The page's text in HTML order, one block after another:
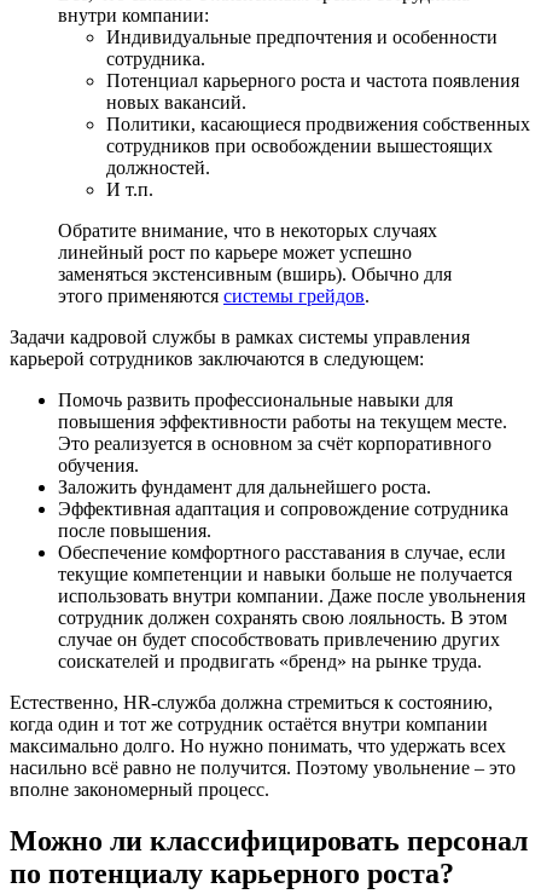
внутри компании:
Индивидуальные предпочтения и особенности
сотрудника.
Потенциал карьерного роста и частота появления
новых вакансий.
Политики, касающиеся продвижения собственных
сотрудников при освобождении вышестоящих
должностей.
И т.п.
Обратите внимание, что в некоторых случаях
линейный рост по карьере может успешно
заменяться экстенсивным (вширь). Обычно для
этого применяются системы грейдов.
Задачи кадровой службы в рамках системы управления
карьерой сотрудников заключаются в следующем:
Помочь развить профессиональные навыки для
повышения эффективности работы на текущем месте.
Это реализуется в основном за счёт корпоративного
обучения.
Заложить фундамент для дальнейшего роста.
Эффективная адаптация и сопровождение сотрудника
после повышения.
Обеспечение комфортного расставания в случае, если
текущие компетенции и навыки больше не получается
использовать внутри компании. Даже после увольнения
сотрудник должен сохранять свою лояльность. В этом
случае он будет способствовать привлечению других
соискателей и продвигать «бренд» на рынке труда.
Естественно, HR-служба должна стремиться к состоянию,
когда один и тот же сотрудник остаётся внутри компании
максимально долго. Но нужно понимать, что удержать всех
насильно всё равно не получится. Поэтому увольнение – это
вполне закономерный процесс.
Можно ли классифицировать персонал
по потенциалу карьерного роста?